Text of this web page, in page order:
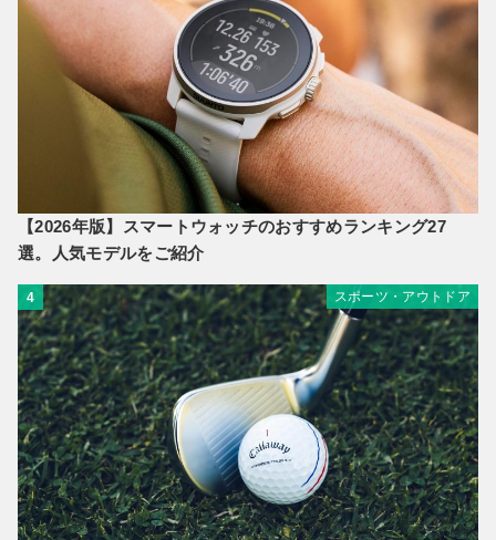
【2026年版】スマートウォッチのおすすめランキング27
選。人気モデルをご紹介
4 スポーツ・アウトドア